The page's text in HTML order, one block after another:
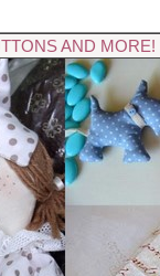
AND MORE!